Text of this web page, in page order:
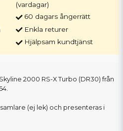
(vardagar)
60 dagars ångerrätt
Enkla returer
Hjälpsam kundtjänst
2000 RS-X Turbo (DR30) från
(ej lek) och presenteras i